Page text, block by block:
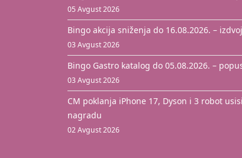
05 Avgust 2026
Bingo akcija sniženja do 16.08.2026. –
03 Avgust 2026
Bingo Gastro katalog do 05.08.2026. –
03 Avgust 2026
CM poklanja iPhone 17, Dyson i 3 robot
nagradu
02 Avgust 2026